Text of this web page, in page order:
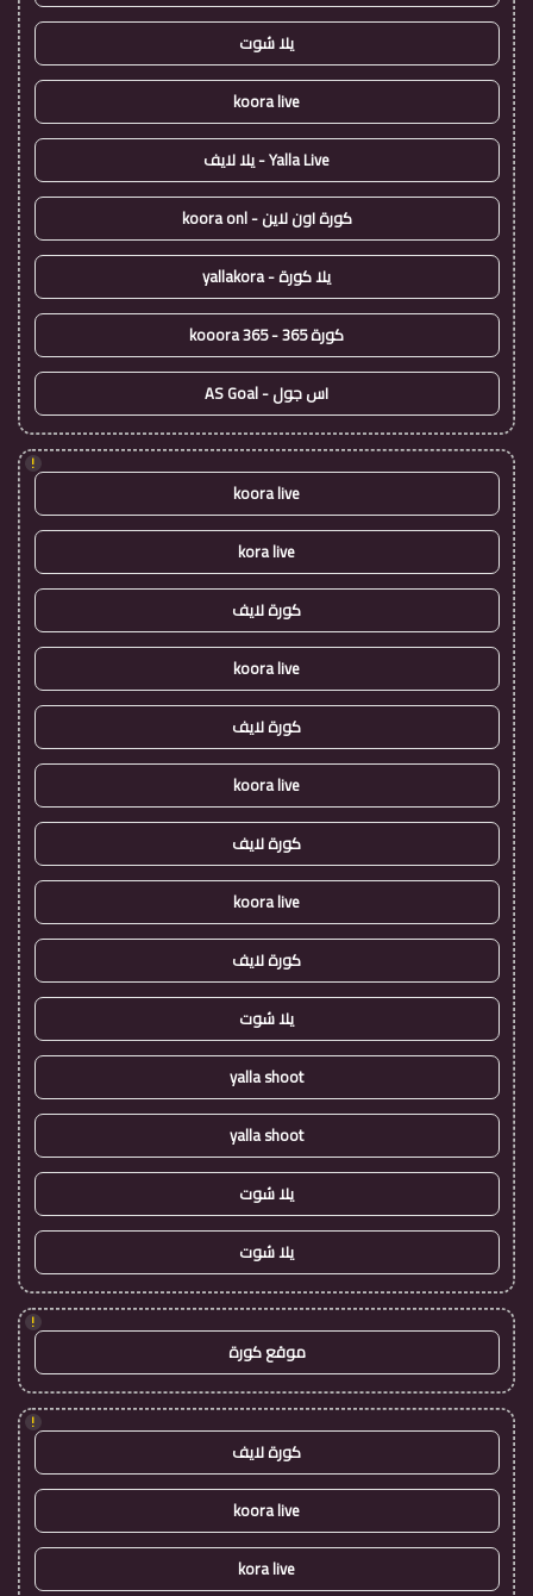
يلا شوت
koora live
Yalla Live - يلا لايف
كورة اون لاين - koora onl
يلا كورة - yallakora
كورة 365 - kooora 365
اس جول - AS Goal
!
koora live
kora live
كورة لايف
koora live
كورة لايف
koora live
كورة لايف
koora live
كورة لايف
يلا شوت
yalla shoot
yalla shoot
يلا شوت
يلا شوت
!
موقع كورة
!
كورة لايف
koora live
kora live